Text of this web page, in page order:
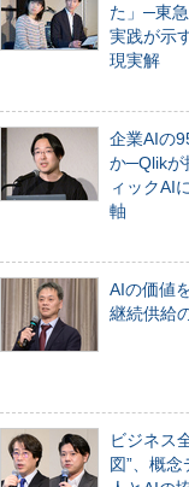
た」─東
実践が示
現実解
企業AIの
か─Qlikが
ィックAI
軸
AIの価値
継続供給
ビジネス
図”、概念